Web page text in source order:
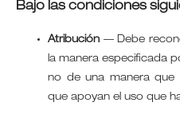
Bajo las condiciones
Atribución—Debe
la manera especificada
no de una manera que
que apoyan el uso que